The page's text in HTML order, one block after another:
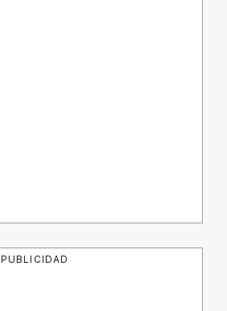
PUBLICIDAD